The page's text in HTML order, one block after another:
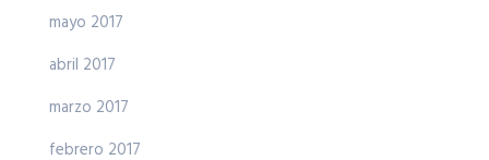
mayo 2017
abril 2017
marzo 2017
febrero 2017